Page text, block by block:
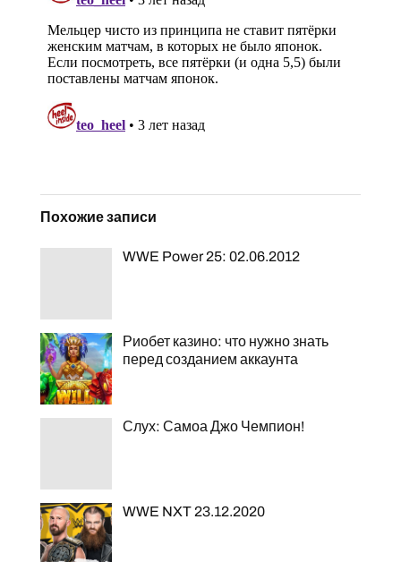
Похожие записи
WWE Power 25: 02.06.2012
Риобет казино: что нужно знать
перед созданием аккаунта
Слух: Самоа Джо Чемпион!
WWE NXT 23.12.2020